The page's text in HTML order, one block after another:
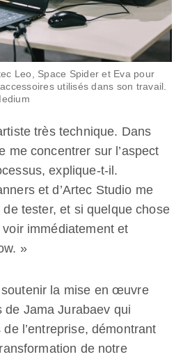
Leo, Space Spider et Eva pour
utilisés dans son travail.
très technique. Dans
me concentrer sur l’aspect
explique-t-il.
et d’Artec Studio me
de tester, et si quelque chose
immédiatement et
»
soutenir la mise en œuvre
de Jama Jurabaev qui
l’entreprise, démontrant
de notre